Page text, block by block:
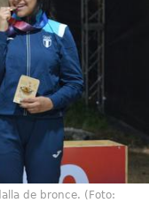
de bronce. (Foto: